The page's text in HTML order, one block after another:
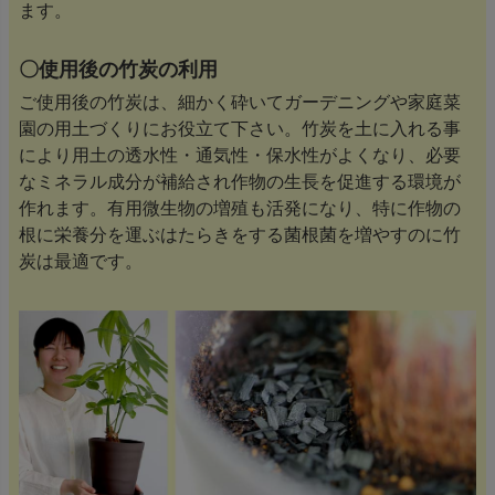
ます。
〇使用後の竹炭の利用
ご使用後の竹炭は、細かく砕いてガーデニングや家庭菜
園の用土づくりにお役立て下さい。竹炭を土に入れる事
により用土の透水性・通気性・保水性がよくなり、必要
なミネラル成分が補給され作物の生長を促進する環境が
作れます。有用微生物の増殖も活発になり、特に作物の
根に栄養分を運ぶはたらきをする菌根菌を増やすのに竹
炭は最適です。